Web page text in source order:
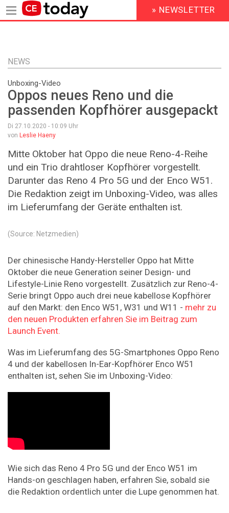
Inhalt
HEADER
MENU
» NEWSLETTER
NEWS
Unboxing-Video
Oppos neues Reno und die
passenden Kopfhörer ausgepackt
Di 27.10.2020 - 10:09 Uhr
von Leslie Haeny
Mitte Oktober hat Oppo die neue Reno-4-Reihe
und ein Trio drahtloser Kopfhörer vorgestellt.
Darunter das Reno 4 Pro 5G und der Enco W51.
Die Redaktion zeigt im Unboxing-Video, was alles
im Lieferumfang der Geräte enthalten ist.
(Source: Netzmedien)
Der chinesische Handy-Hersteller Oppo hat Mitte
Oktober die neue Generation seiner Design- und
Lifestyle-Linie Reno vorgestellt. Zusätzlich zur Reno-4-
Serie bringt Oppo auch drei neue kabellose Kopfhörer
auf den Markt: den Enco W51, W31 und W11 - mehr zu
den neuen Produkten erfahren Sie im Beitrag zum
Launch Event.
Was im Lieferumfang des 5G-Smartphones Oppo Reno
4 und der kabellosen In-Ear-Kopfhörer Enco W51
enthalten ist, sehen Sie im Unboxing-Video:
Wie sich das Reno 4 Pro 5G und der Enco W51 im
Hands-on geschlagen haben, erfahren Sie, sobald sie
die Redaktion ordentlich unter die Lupe genommen hat.